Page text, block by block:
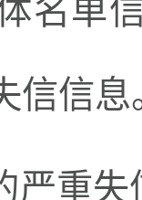
名单
信信息
严重